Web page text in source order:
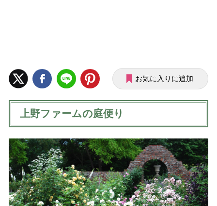
お気に入りに追加
上野ファームの庭便り